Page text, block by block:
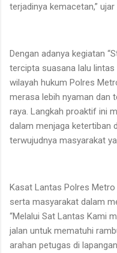
terjadinya kemacetan,” ujar
Dengan adanya kegiatan
tercipta suasana lalu lintas
wilayah hukum Polres
merasa lebih nyaman dan
raya. Langkah proaktif ini
dalam menjaga ketertiban
terwujudnya masyarakat
Kasat Lantas Polres
serta masyarakat dalam
“Melalui Sat Lantas Kami
jalan untuk mematuhi
arahan petugas di